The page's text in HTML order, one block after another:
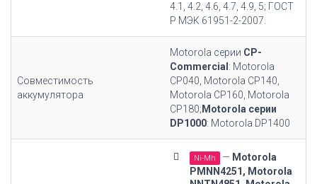
4.1, 4.2, 4.6, 4.7, 4.9, 5; ГОСТ
Р МЭК 61951-2-2007.
Совместимость
аккумулятора
Motorola серии CP-
Commercial : Motorola
CP040, Motorola CP140,
Motorola CP160, Motorola
CP180; Motorola серии
DP1000: Motorola DP1400
Ni-Mh — Motorola
PMNN4251, Motorola